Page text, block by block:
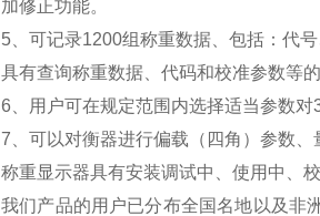
加修正功能。
5 、可记录1200组称重数据、包括：代
具有查询称重数据、代码和校准参数等
6 、用户可在规定范围内选择适当参数
7 、可以对衡器进行偏载（四角）参数
称重显示器具有安装调试中、使用中、
我们产品的用户已分布全国名地以及非